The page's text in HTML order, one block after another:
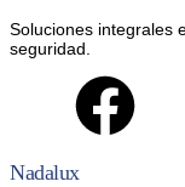
Soluciones integrales
seguridad.
Nadalux